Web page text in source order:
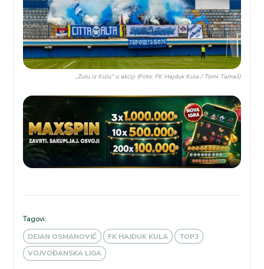
„Zulu iz Kulu“ u akciji (Foto: FK Hajduk Kula / Tomi Tamaš)
Tagovi:
DEJAN OSMANOVIĆ
FK HAJDUK KULA
TOP3
VOJVOĐANSKA LIGA